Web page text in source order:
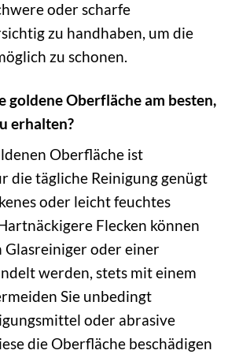
oder scharfe
zu handhaben, um die
zu schonen.
goldene Oberfläche am besten,
erhalten?
Oberfläche ist
die tägliche Reinigung genügt
oder leicht feuchtes
Flecken können
Glasreiniger oder einer
werden, stets mit einem
Sie unbedingt
oder abrasive
die Oberfläche beschädigen